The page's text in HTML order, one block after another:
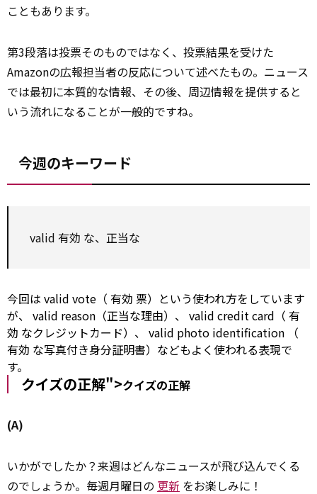
こともあります。
第3段落は投票そのものではなく、投票結果を受けた
Amazonの広報担当者の反応について述べたもの。ニュース
では最初に本質的な情報、その後、周辺情報を提供すると
いう流れになることが一般的ですね。
今週のキーワード
valid 有効 な、正当な
今回は valid vote（ 有効 票）という使われ方をしています
が、 valid reason（正当な理由）、 valid creditcard（ 有
効 なクレジットカード）、 valid photo identification （
有効 な写真付き身分証明書）などもよく使われる表現で
す。
クイズの正解">クイズの正解
(A)
いかがでしたか？来週はどんなニュースが飛び込んでくる
のでしょうか。毎週月曜日の 更新 をお楽しみに！